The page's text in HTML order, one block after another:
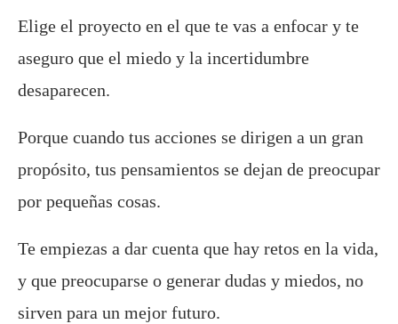
Elige el proyecto en el que te vas a enfocar y te
aseguro que el miedo y la incertidumbre
desaparecen.
Porque cuando tus acciones se dirigen a un gran
propósito, tus pensamientos se dejan de preocupar
por pequeñas cosas.
Te empiezas a dar cuenta que hay retos en la vida,
y que preocuparse o generar dudas y miedos, no
sirven para un mejor futuro.